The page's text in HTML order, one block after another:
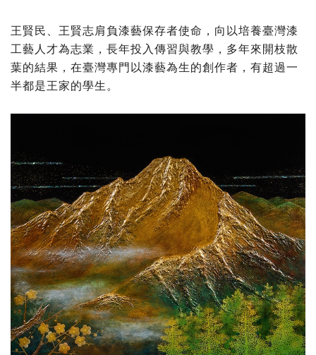
王賢民、王賢志肩負漆藝保存者使命，向以培養臺灣漆
工藝人才為志業，長年投入傳習與教學，多年來開枝散
葉的結果，在臺灣專門以漆藝為生的創作者，有超過一
半都是王家的學生。